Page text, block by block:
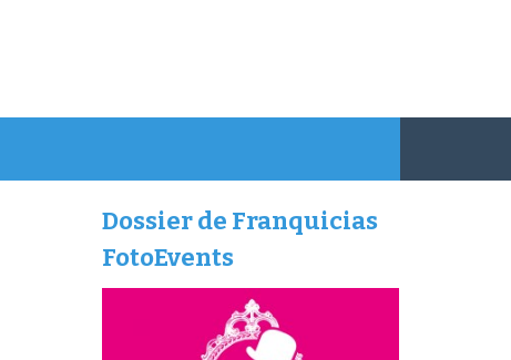
Dossier de Franquicias
FotoEvents